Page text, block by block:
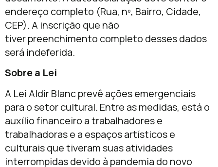
endereço completo (Rua, nº, Bairro, Cidade,
CEP). A inscrição que não
tiver preenchimento completo desses dados
será indeferida.
Sobre a Lei
A Lei Aldir Blanc prevê ações emergenciais
para o setor cultural. Entre as medidas, está o
auxílio financeiro a trabalhadores e
trabalhadoras e a espaços artísticos e
culturais que tiveram suas atividades
interrompidas devido à pandemia do novo